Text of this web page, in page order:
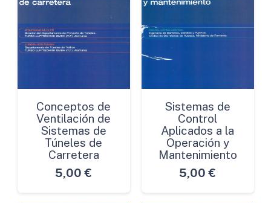
Conceptos de
Ventilación de
Sistemas de
Túneles de
Carretera
5,00 €
Sistemas de
Control
Aplicados a la
Operación y
Mantenimiento
5,00 €